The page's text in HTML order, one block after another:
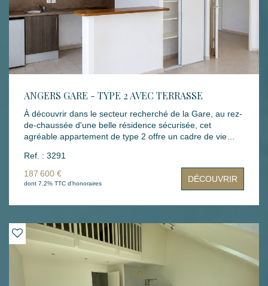
ANGERS GARE - TYPE 2 AVEC TERRASSE
À découvrir dans le secteur recherché de la Gare, au rez-
de-chaussée d'une belle résidence sécurisée, cet
agréable appartement de type 2 offre un cadre de vie
avec placard, d'un séjour lumineux donnant accès à une
terrasse, d'une cuisine aménagée et équipée, d'une
chambre avec salle d'eau attenante ainsi que d'un WC
sous-sol complète ce bien. Un appartement idéal pour
investissement locatif, à proximité des commerces, des
transports et de la gare.
Ref. : 3291
187 600 €
dont 7.2% TTC d'honoraires DÉCOUVRIR